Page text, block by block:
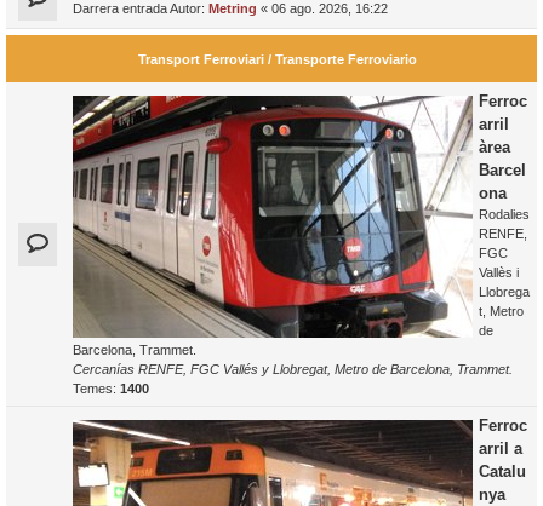
Darrera entrada Autor: Metring « 06 ago. 2026, 16:22
Transport Ferroviari / Transporte Ferroviario
Ferroc
arril
àrea
Barcel
ona
Rodalies
RENFE,
FGC
Vallès i
Llobrega
t, Metro
de
Barcelona, Trammet.
Cercanías RENFE, FGC Vallés y Llobregat, Metro de Barcelona, Trammet.
Temes: 1400
Ferroc
arril a
Catalu
nya